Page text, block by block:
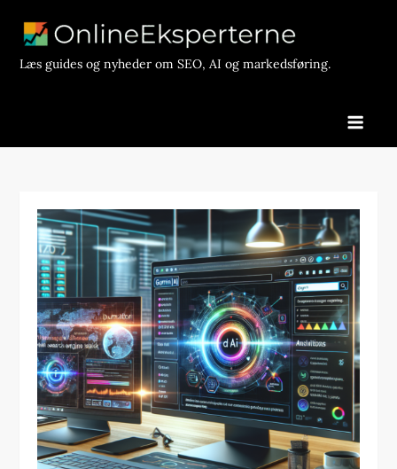
contentLæs guides og nyheder om SEO, AI og markedsføring.